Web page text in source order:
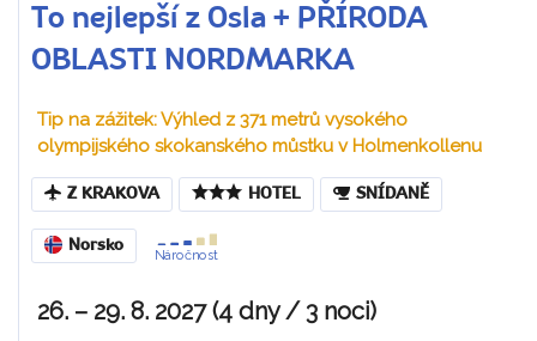
To nejlepší z Osla + PŘÍRODA
OBLASTI NORDMARKA
Tip na zážitek: Výhled z 371 metrů vysokého
olympijského skokanského můstku v Holmenkollenu
Z KRAKOVA HOTEL SNÍDANĚ
Norsko
Náročnost
26. – 29. 8. 2027 (4 dny / 3 noci)